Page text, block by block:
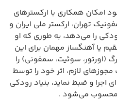
امکان همکاری با ارکسترهای
تهران، ارکستر ملی ایران و
را می‌دهد، به طوری که او
یا آهنگساز مهمان برای این
(اورتور، سوئیت، سمفونی) را
لازم، اثر خود را توسط
اجرا و ضبط نماید، بنیاد رودکی
محسوب می‌شود .